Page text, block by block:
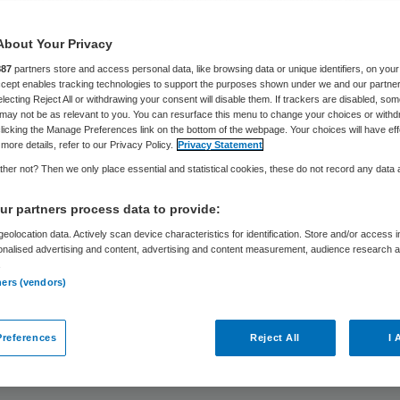
daalt, de dagen worden korter. De
het waait en regent. Deze herfstdagen
reflectie.
jaren gegaan is in de zorg, kan in de toekomst
duidelijk. En dit wordt steeds meer mensen
we dan nodig om de zorg betaalbaar en
Wat zijn onze grootste uitdagingen? En hoe
invulling aan?
Your Privacy
partners store and access personal data, like browsing data or unique identifiers, on your
enables tracking technologies to support the purposes shown under we and our
Reject All or withdrawing your consent will disable them. If trackers are disabled,
not be as relevant to you. You can resurface this menu to change your choices or
the Manage Preferences link on the bottom of the webpage. Your choices will have
details, refer to our Privacy Policy. Privacy Statement
not? Then we only place essential and statistical cookies, these do not record any data
partners process data to provide:
data. Actively scan device characteristics for identification. Store and/or access
advertising and content, advertising and content measurement, audience research
(vendors)
Reject All I